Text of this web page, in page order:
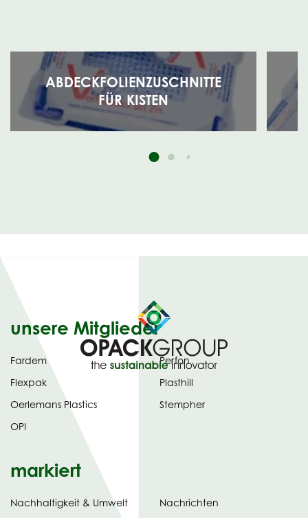
ABDECKFOLIENZUSCHNITTE
FÜR KISTEN
unsere Mitglieder
Fardem
Flexpak
Oerlemans Plastics
OPI
Perfon
Plasthill
Stempher
markiert
Nachhaltigkeit & Umwelt
Nachrichten